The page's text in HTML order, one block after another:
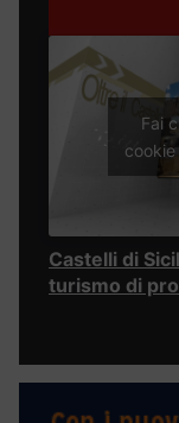
Fai
Castelli di
turismo di